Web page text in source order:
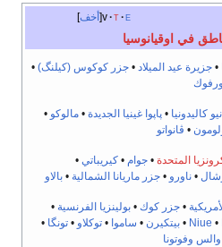
أخف v t e
في اوقيانوسيا
•جزيرة عيد الميلاد •جزر كوكوس (كيلنگ) •
نيو كاليدونيا •پاپوا غينيا الجديدة •مالوكو •
• ڤانواتو
المتحدة •جوام •كيريباتي •
•ناورو •جزر ماريانا الشمالية •بالاو
•جزر كوك •بولينزيا الفرنسية •
•
Niue
•بيتكيرن • ساموا •توكلاو •تونگا •
والس وفوتونا